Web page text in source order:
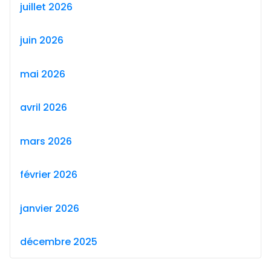
juillet 2026
juin 2026
mai 2026
avril 2026
mars 2026
février 2026
janvier 2026
décembre 2025